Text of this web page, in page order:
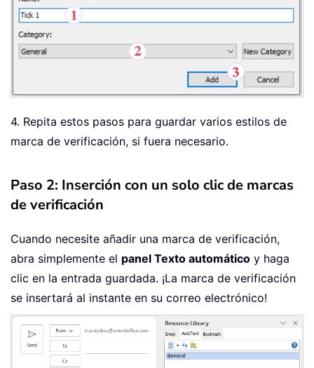
4. Repita estos pasos para guardar varios estilos de
marca de verificación, si fuera necesario.
Paso 2: Inserción con un solo clic de marcas
de verificación
Cuando necesite añadir una marca de verificación,
abra simplemente el panel Texto automático y haga
clic en la entrada guardada. ¡La marca de verificación
se insertará al instante en su correo electrónico!